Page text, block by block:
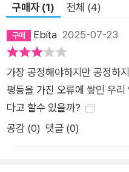
인클로저로 인해 막을 내렸
수단을 독점한 소수에게 종속
이었다. 시간은 소수에게 유리
명되고 극단적 분업을 옹호하
인 포드주의가 광범위하게 도
고 생산성 증대가 최상의 목표
해졌다. 자본주의가 시간 사용
이다. 이처럼 변화한 시간을 저자는 ‘산업적 시간’이라고 명명하
구매자 (1) 전체 (4)
Ebita 2025-07-23
가장 공정해야하지만 공정하
평등을 가진 오류에 쌓인 우
다고 할수 있을까?
공감 (0) 댓글 (0)